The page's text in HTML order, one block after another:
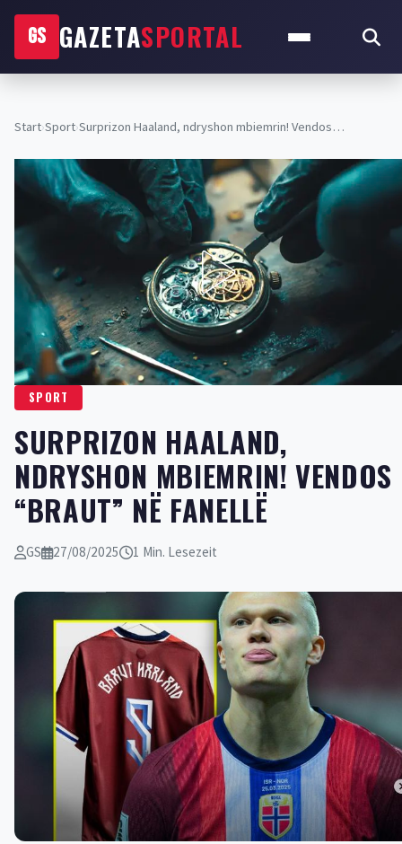
GS GAZETASPORTAL
Start›Sport›Surprizon Haaland, ndryshon mbiemrin! Vendos…
SPORT
SURPRIZON HAALAND,
NDRYSHON MBIEMRIN! VENDOS
“BRAUT” NË FANELLË
GS 27/08/2025 1 Min. Lesezeit